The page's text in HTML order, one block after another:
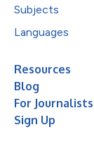
Subjects
Languages
Resources
Blog
For Journalists
Sign Up